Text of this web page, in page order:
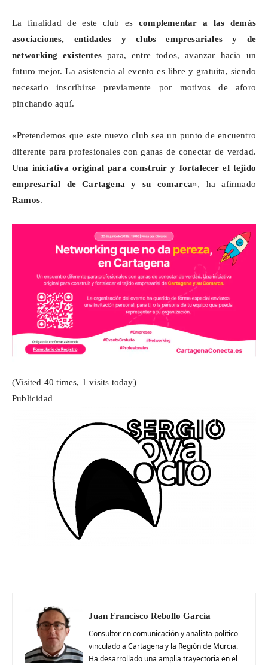
La finalidad de este club escomplementar a las demás
asociaciones, entidades y clubs empresariales y de
networking existentes para, entre todos, avanzar hacia un
futuro mejor. La asistencia al evento es libre y gratuita, siendo
necesario inscribirse previamente por motivos de aforo
pinchando aquí.
«Pretendemos que este nuevo club sea un punto de encuentro
diferente para profesionales con ganas de conectar de verdad.
Una iniciativa original para construir y fortalecer el tejido
empresarial de Cartagena y su comarca», ha afirmado
Ramos.
(Visited 40 times, 1 visits today)
Publicidad
Juan Francisco Rebollo García
Consultor en comunicación y analista político
vinculado a Cartagena y la Región de Murcia.
Ha desarrollado una amplia trayectoria en el